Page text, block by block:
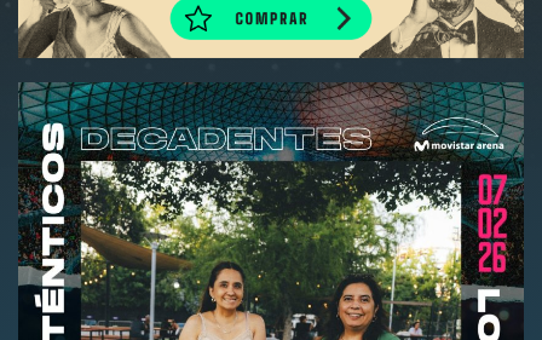
Arena News
Experiencias Premium
Reservas
Nosotros
Contacto